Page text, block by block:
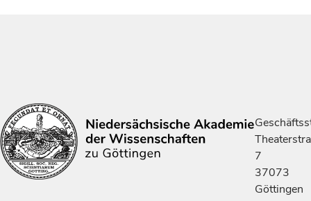
7
37073
Göttingen